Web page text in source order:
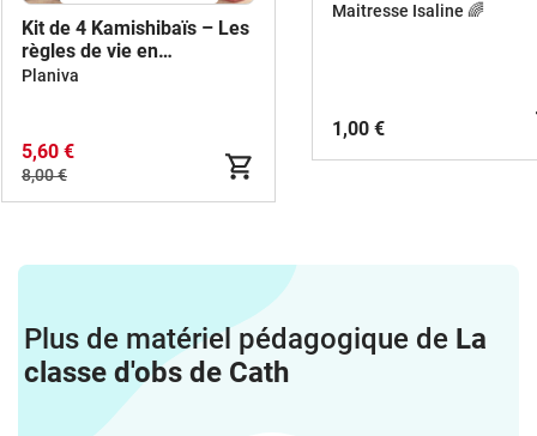
Kit de 4 Kamishibaïs – Les
règles de vie en
maternelle
Planiva
5,60 €
8,00 €
Maitresse Isaline 🌈
1,00 €
Plus de matériel pédagogique de La
classe d'obs de Cath